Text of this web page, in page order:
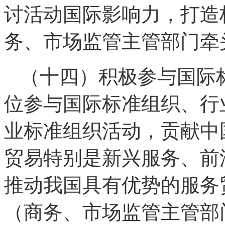
讨活动国际影响力，打
务、市场监管主管部门
（十四）积极参与国
位参与国际标准组织、
业标准组织活动，贡献
贸易特别是新兴服务、
推动我国具有优势的服
（商务、市场监管主管